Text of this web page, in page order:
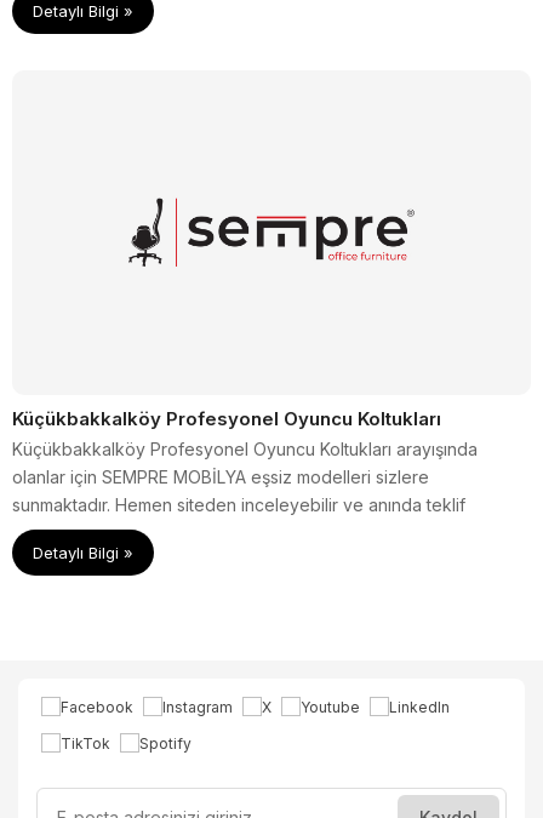
Detaylı Bilgi »
Küçükbakkalköy Profesyonel Oyuncu Koltukları
Küçükbakkalköy Profesyonel Oyuncu Koltukları arayışında
olanlar için SEMPRE MOBİLYA eşsiz modelleri sizlere
sunmaktadır. Hemen siteden inceleyebilir ve anında teklif
alabilirsiniz.
Detaylı Bilgi »